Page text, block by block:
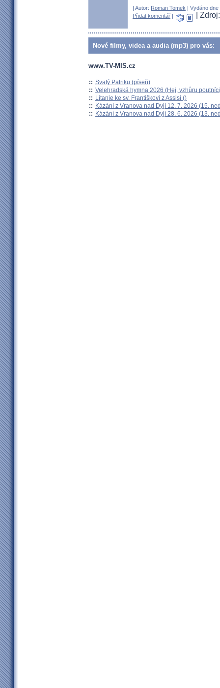
| Autor: Roman Tomek | Vydáno
Přidat komentář | |
Nové filmy, videa a audia (mp3) pro vás:
www.TV-MIS.cz
:: Svatý Patriku (píseň)
:: Velehradská hymna 2026 (Hej, vzhůru
:: Litanie ke sv. Františkovi z Assisi ()
:: Kázání z Vranova nad Dyjí 12. 7. 2026 (15.
:: Kázání z Vranova nad Dyjí 28. 6. 2026 (13.